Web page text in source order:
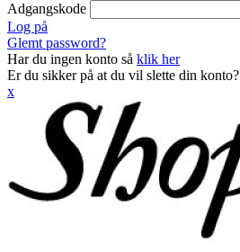
Adgangskode
Log på
Glemt password?
Har du ingen konto så klik her
Er du sikker på at du vil slette din konto?
x